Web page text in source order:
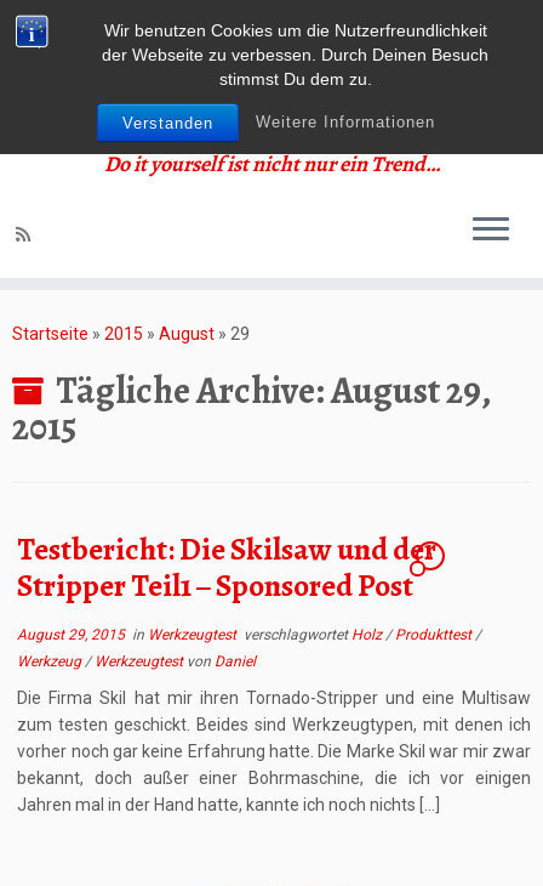
Wir benutzen Cookies um die Nutzerfreundlichkeit
der Webseite zu verbessen. Durch Deinen Besuch
stimmst Du dem zu.
Verstanden Weitere Informationen
Inhalt
Do it yourself ist nicht nur ein Trend…
Startseite » 2015 » August » 29
Tägliche Archive:August 29,
2015
Testbericht: Die Skilsaw und der
Stripper Teil1 – Sponsored Post
1
August 29, 2015in Werkzeugtest verschlagwortet Holz/Produkttest/
Werkzeug/ Werkzeugtest von Daniel
Die Firma Skil hat mir ihren Tornado-Stripper und eine Multisaw
zum testen geschickt. Beides sind Werkzeugtypen, mit denen ich
vorher noch gar keine Erfahrung hatte. Die Marke Skil war mir zwar
bekannt, doch außer einer Bohrmaschine, die ich vor einigen
Jahren mal in der Hand hatte, kannte ich noch nichts […]